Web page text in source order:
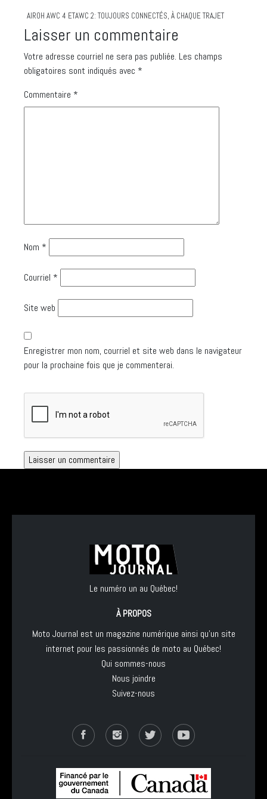
AIROH AWC 4 ETAWC 2: TOUJOURS CONNECTÉS, À CHAQUE TRAJET
Laisser un commentaire
Votre adresse courriel ne sera pas publiée. Les champs
obligatoires sont indiqués avec *
Commentaire *
Nom *
Courriel *
Site web
Enregistrer mon nom, courriel et site web dans le navigateur
pour la prochaine fois que je commenterai.
Le numéro un au Québec!
À PROPOS
Moto Journal est un magazine numérique ainsi qu'un site
internet pour les passionnés de moto au Québec!
Qui sommes-nous
Nous joindre
Suivez-nous